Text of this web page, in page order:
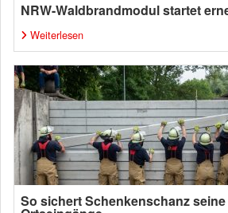
NRW-Waldbrandmodul startet
Weiterlesen
So sichert Schenkenschanz